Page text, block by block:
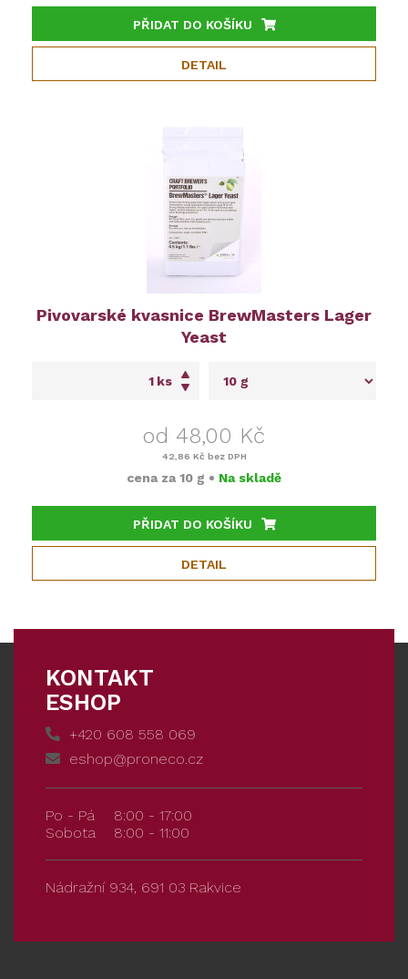
PŘIDAT DO KOŠÍKU
DETAIL
Pivovarské kvasnice BrewMasters Lager
Yeast
ks
od 48,00 Kč
42,86 Kč bez DPH
cena za 10 g • Na skladě
PŘIDAT DO KOŠÍKU
DETAIL
KONTAKT
ESHOP
+420 608 558 069
eshop@proneco.cz
Po - Pá
8:00 - 17:00
Sobota
8:00 - 11:00
Nádražní 934, 691 03 Rakvice